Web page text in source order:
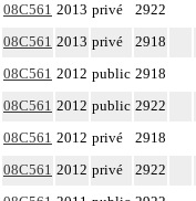
08C561 2013 privé 2922
08C561 2013 privé 2918
08C561 2012 public 2918
08C561 2012 public 2922
08C561 2012 privé 2918
08C561 2012 privé 2922